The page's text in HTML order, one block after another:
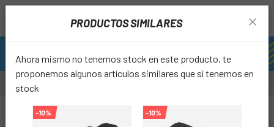
PRODUCTOS SIMILARES
Ahora mismo no tenemos stock en este producto, te
proponemos algunos artículos similares que sí tenemos en
stock
-10% -10%